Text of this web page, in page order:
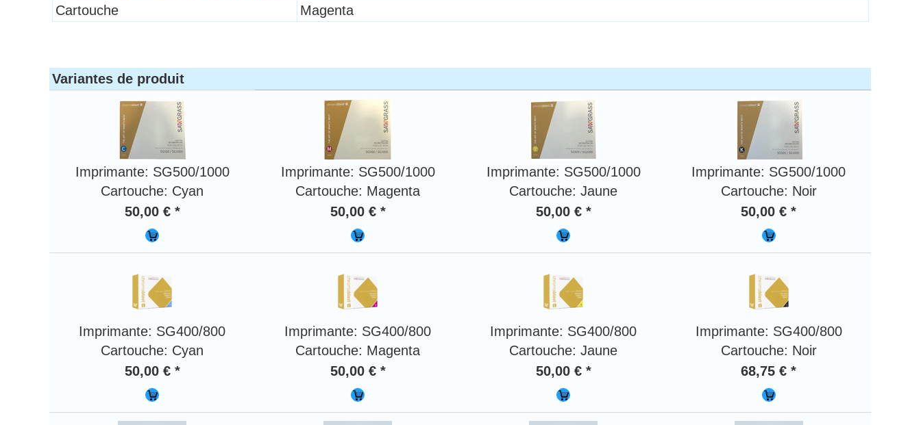
Titre 1
Cartouche Magenta
Variantes de produit
Imprimante: SG500/1000
Cartouche: Cyan
50,00 € *
Imprimante: SG500/1000
Cartouche: Magenta
50,00 € *
Imprimante: SG500/1000
Cartouche: Jaune
50,00 € *
Imprimante: SG500/1000
Cartouche: Noir
50,00 € *
Imprimante: SG400/800
Cartouche: Cyan
50,00 € *
Imprimante: SG400/800
Cartouche: Magenta
50,00 € *
Imprimante: SG400/800
Cartouche: Jaune
50,00 € *
Imprimante: SG400/800
Cartouche: Noir
68,75 € *